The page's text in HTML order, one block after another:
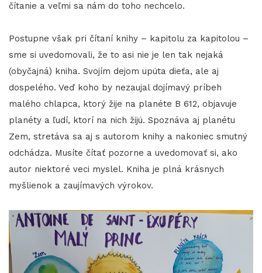
čítanie a veľmi sa nám do toho nechcelo.
Postupne však pri čítaní knihy – kapitolu za kapitolou –
sme si uvedomovali, že to asi nie je len tak nejaká
(obyčajná) kniha. Svojím dejom upúta dieťa, ale aj
dospelého. Veď koho by nezaujal dojímavý príbeh
malého chlapca, ktorý žije na planéte B 612, objavuje
planéty a ľudí, ktorí na nich žijú. Spoznáva aj planétu
Zem, stretáva sa aj s autorom knihy a nakoniec smutný
odchádza. Musíte čítať pozorne a uvedomovať si, ako
autor niektoré veci myslel. Kniha je plná krásnych
myšlienok a zaujímavých výrokov.